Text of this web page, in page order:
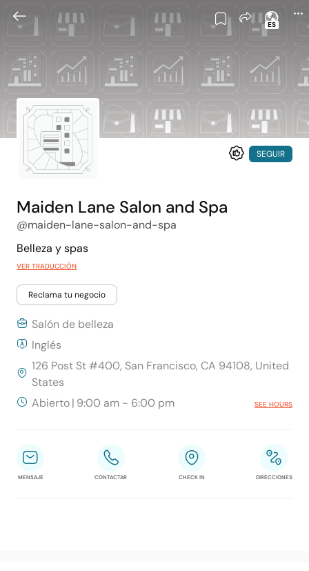
ES
SEGUIR
Maiden Lane Salon and Spa
@maiden-lane-salon-and-spa
Belleza y spas
VER TRADUCCIÓN
Reclama tu negocio
Salón de belleza
Inglés
126 Post St #400, San Francisco, CA 94108, United
States
Abierto| 9:00 am - 6:00 pm SEE HOURS
MENSAJE CONTACTAR CHECK IN DIRECCIONES